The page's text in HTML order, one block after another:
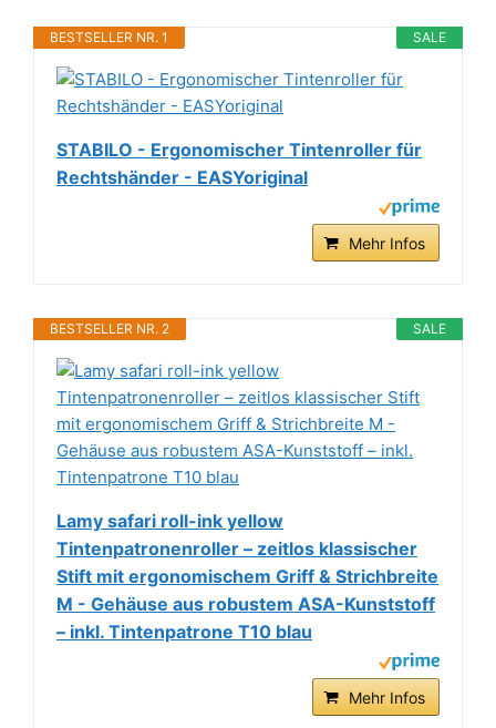
SALE
BESTSELLER NR. 1
STABILO - Ergonomischer Tintenroller für
Rechtshänder - EASYoriginal
Mehr Infos
SALE
BESTSELLER NR. 2
Lamy safari roll-ink yellow
Tintenpatronenroller – zeitlos klassischer
Stift mit ergonomischem Griff & Strichbreite
M - Gehäuse aus robustem ASA-Kunststoff
– inkl. Tintenpatrone T10 blau
Mehr Infos